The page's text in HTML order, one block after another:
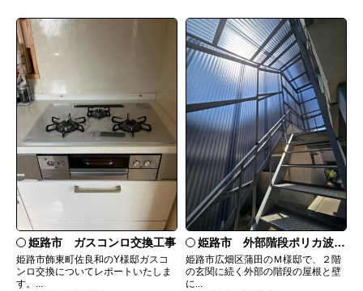
姫路市 ガスコンロ交換工事
姫路市飾東町佐良和のY様邸ガスコ
ンロ交換についてレポートいたしま
す。...
姫路市 外部階段ポリカ波板張替工事
姫路市広畑区蒲田のＭ様邸で、２階
の玄関に続く外部の階段の屋根と壁
に...